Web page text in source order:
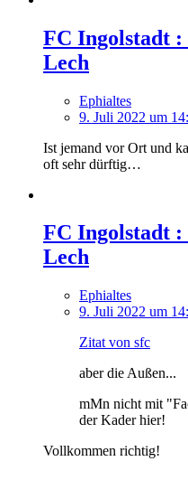
FC Ingolstadt :
Lech
Ephialtes
9. Juli 2022 um
Ist jemand vor Ort und
oft sehr dürftig…
FC Ingolstadt :
Lech
Ephialtes
9. Juli 2022 um
Zitat von sfc
aber die Außen...
mMn nicht mit
der Kader hier!
Vollkommen richtig!